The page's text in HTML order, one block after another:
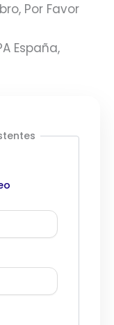
Por Favor
España,